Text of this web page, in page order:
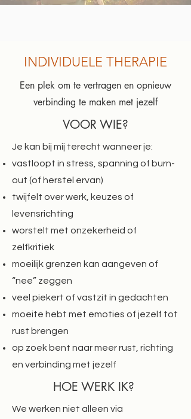
INDIVIDUELE THERAPIE
Een plek om te vertragen en opnieuw
verbinding te maken met jezelf
VOOR WIE?
Je kan bij mij terecht wanneer je:
vastloopt in stress, spanning of burn-
out (of herstel ervan)
twijfelt over werk, keuzes of
levensrichting
worstelt met onzekerheid of
zelfkritiek
moeilijk grenzen kan aangeven of
“nee” zeggen
veel piekert of vastzit in gedachten
moeite hebt met emoties of jezelf tot
rust brengen
op zoek bent naar meer rust, richting
en verbinding met jezelf
HOE WERK IK?
We werken niet alleen via